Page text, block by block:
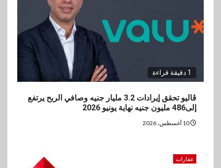
1 دقيقة قراءة
ڤاليو تحقق إيرادات 3.2 مليار جنيه وصافي الربح يرتفع
إلى486 مليون جنيه نهاية يونيو 2026
عقارات